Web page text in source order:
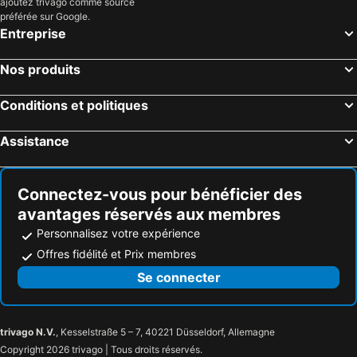
Hotel O Rajlaxmi
Oyo Flagship 81276 Moon Light Guest
The Siddha Wellness Village
préférée sur Google.
Entreprise
Nos produits
Conditions et politiques
Assistance
Connectez-vous pour bénéficier des
avantages réservés aux membres
Personnalisez votre expérience
Offres fidélité et Prix membres
Se connecter
trivago N.V., Kesselstraße 5 – 7, 40221 Düsseldorf, Allemagne
Copyright 2026 trivago | Tous droits réservés.